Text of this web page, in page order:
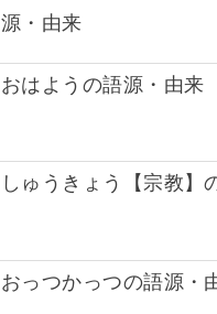
源・由来
おはようの語源・由来
しゅうきょう【宗教】
おっつかっつの語源・